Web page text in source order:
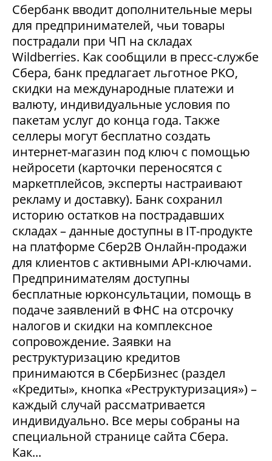
Сбербанк вводит дополнительные меры
для предпринимателей, чьи товары
пострадали при ЧП на складах
Wildberries. Как сообщили в пресс-службе
Сбера, банк предлагает льготное РКО,
скидки на международные платежи и
валюту, индивидуальные условия по
пакетам услуг до конца года. Также
селлеры могут бесплатно создать
интернет-магазин под ключ с помощью
нейросети (карточки переносятся с
маркетплейсов, эксперты настраивают
рекламу и доставку). Банк сохранил
историю остатков на пострадавших
складах – данные доступны в IT-продукте
на платформе Сбер2В Онлайн-продажи
для клиентов с активными API-ключами.
Предпринимателям доступны
бесплатные юрконсультации, помощь в
подаче заявлений в ФНС на отсрочку
налогов и скидки на комплексное
сопровождение. Заявки на
реструктуризацию кредитов
принимаются в СберБизнес (раздел
«Кредиты», кнопка «Реструктуризация») –
каждый случай рассматривается
индивидуально. Все меры собраны на
специальной странице сайта Сбера.
Как...